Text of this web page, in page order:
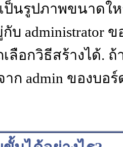
ป็นรูปภาพขนาดใ
บ administrator
ลือกวิธีสร้างได้.
ก admin ของบอ